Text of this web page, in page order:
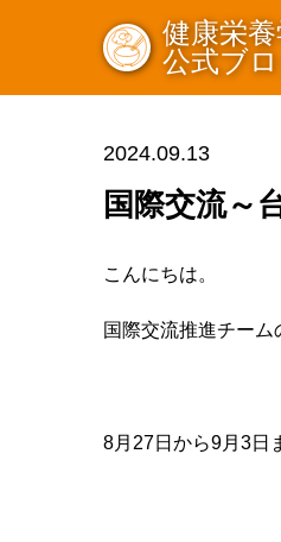
健康栄
公式ブ
2024.09.13
国際交流～
こんにちは。
国際交流推進チーム
8月 27日から9月 3日